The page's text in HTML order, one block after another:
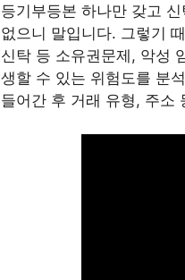
등기부등본 하나만 갖고
없으니 말입니다. 그렇기
신탁 등 소유권문제, 악성
생할 수 있는 위험도를 분
들어간 후 거래 유형, 주소